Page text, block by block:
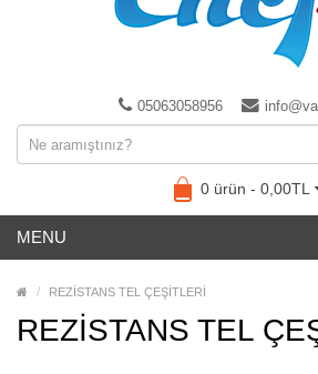
05063058956
0 ürün - 0,00TL
MENU
REZİSTANS TEL ÇEŞİTLERİ
REZİSTANS TEL